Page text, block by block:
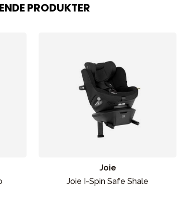
PRODUKTER
Joie
Joie I-Spin Safe Shale